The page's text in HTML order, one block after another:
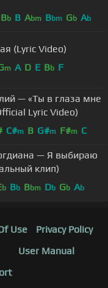
Bb B Abm Bbm Gb Ab
(Lyric Video)
m A D E Bb F
— «Ты в глаза мне
Lyric Video)
C#m B G#m F#m C
— Я выбираю
клип)
b Bb Bbm Db Gb Ab
Use
Privacy Policy
User Manual